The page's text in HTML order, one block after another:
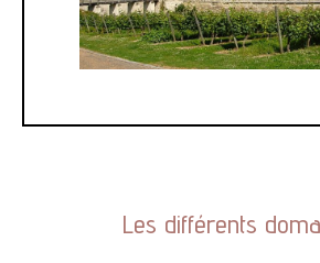
Les différents